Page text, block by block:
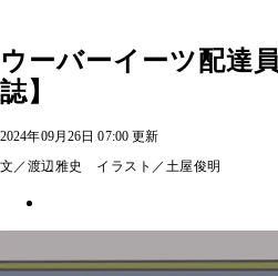
ウーバーイーツ配達
誌】
2024年09月26日 07:00 更新
文／渡辺雅史 イラスト／土屋俊明